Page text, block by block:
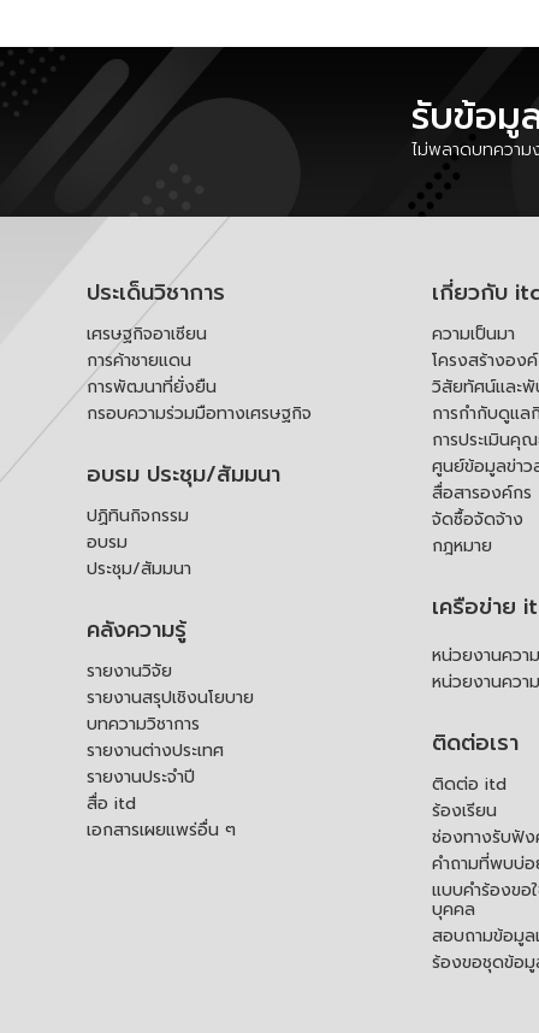
รับข้อมู
ไม่พลาดบทความ
ประเด็นวิชาการ
เศรษฐกิจอาเซียน
การค้าชายแดน
การพัฒนาที่ยั่งยืน
กรอบความร่วมมือทางเศรษฐกิจ
อบรม ประชุม/สัมมนา
ปฏิทินกิจกรรม
อบรม
ประชุม/สัมมนา
คลังความรู้
รายงานวิจัย
รายงานสรุปเชิงนโยบาย
บทความวิชาการ
รายงานต่างประเทศ
รายงานประจำปี
สื่อ itd
เอกสารเผยแพร่อื่น ๆ
เกี่ยวกับ
ความเป็นมา
โครงสร้างอง
วิสัยทัศน์และ
การกำกับดูแล
การประเมินคุ
ศูนย์ข้อมูลข่าว
สื่อสารองค์กร
จัดซื้อจัดจ้าง
กฎหมาย
เครือข่าย
หน่วยงานควา
หน่วยงานควา
ติดต่อเรา
ติดต่อ itd
ร้องเรียน
ช่องทางรับฟัง
คำถามที่พบบ่อ
แบบคำร้องขอ
บุคคล
สอบถามข้อมูล
ร้องขอชุดข้อ